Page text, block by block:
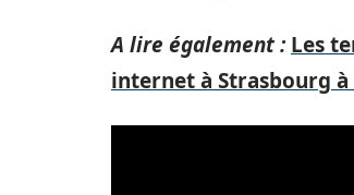
A lire également : Les
internet à Strasbourg